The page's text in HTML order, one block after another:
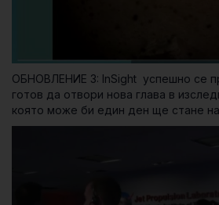
ОБНОВЛЕНИЕ 3: InSight успешно се
готов да отвори нова глава в
която може би един ден ще стане